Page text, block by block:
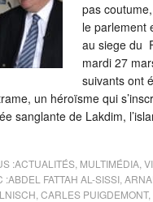
pas
le parlement
au siege du
mardi 27
suivants ont
un héroïsme qui
sanglante de Lakdim,
:ACTUALITÉS, MULTIMÉDIA,
:ABDEL FATTAH AL-SISSI,
CARLES PUIGDEMONT,